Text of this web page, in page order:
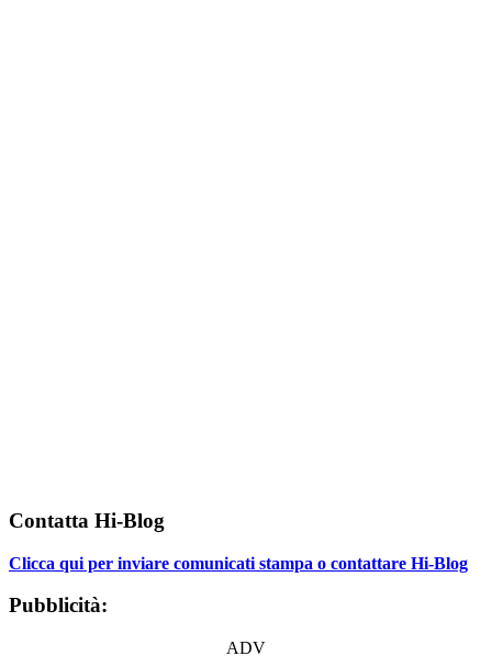
Contatta Hi-Blog
Clicca qui per inviare comunicati stampa o contattare Hi-Blog
Pubblicità:
ADV